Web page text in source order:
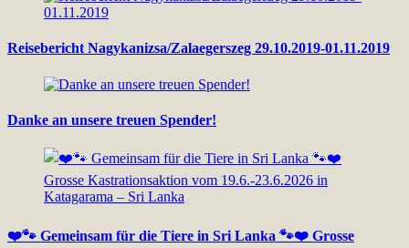
Reisebericht Nagykanizsa/Zalaegerszeg 29.10.2019-01.11.2019
Danke an unsere treuen Spender!
❤️🐾 Gemeinsam für die Tiere in Sri Lanka 🐾❤️ Grosse